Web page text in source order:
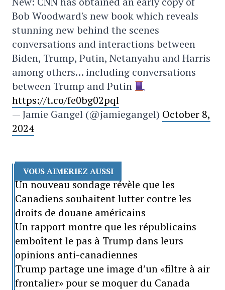
Bob Woodward's new book which reveals
stunning new behind the scenes
conversations and interactions between
Biden, Trump, Putin, Netanyahu and Harris
among others… including conversations
between Trump and Putin
https://t.co/fe0bg02pql
— Jamie Gangel (@jamiegangel) October 8,
2024
VOUS AIMERIEZ AUSSI
Un nouveau sondage révèle que les
Canadiens souhaitent lutter contre les
droits de douane américains
Un rapport montre que les républicains
emboîtent le pas à Trump dans leurs
opinions anti-canadiennes
Trump partage une image d’un «filtre à air
frontalier» pour se moquer du Canada